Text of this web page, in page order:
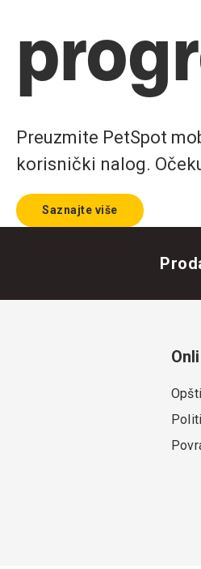
Preuzmite PetSpot
korisnički nalog.
Saznajte više